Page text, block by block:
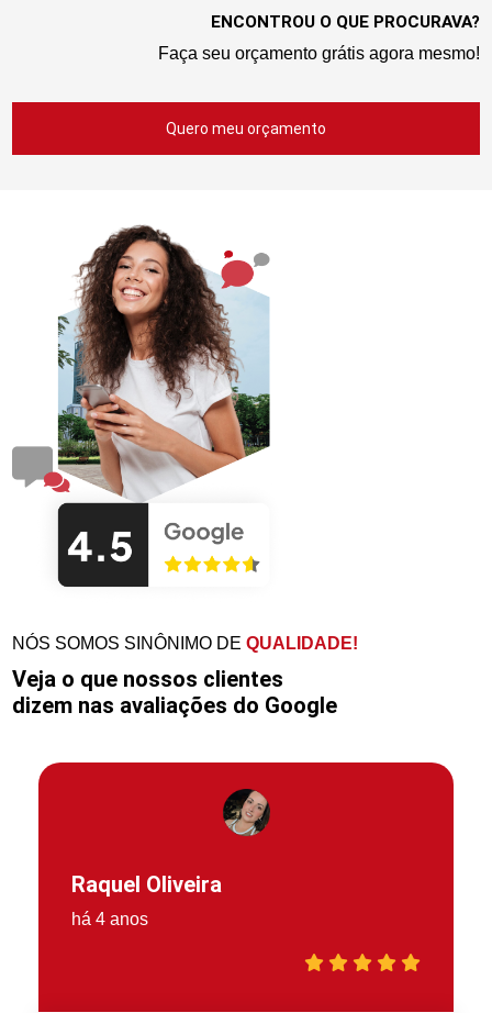
ENCONTROU O QUE PROCURAVA?
Faça seu orçamento grátis agora mesmo!
Quero meu orçamento
NÓS SOMOS SINÔNIMO DEQUALIDADE!
Veja o que nossos clientes
dizem nas avaliações do Google
Raquel Oliveira
há 4 anos